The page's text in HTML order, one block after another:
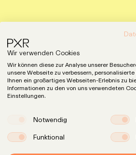
Wir verwenden Cookies
Wir können diese zur Analyse unserer
unsere Webseite zu verbessern,
Ihnen ein großartiges Webseiten-Erlebnis zu
Informationen zu den von uns verwendeten
Einstellungen.
Notwendig
Funktional